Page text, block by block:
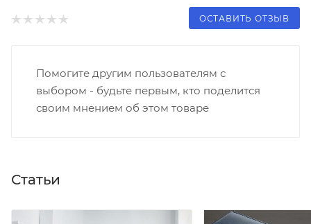
ОСТАВИТЬ ОТЗЫВ
Помогите другим пользователям с
выбором - будьте первым, кто поделится
своим мнением об этом товаре
Статьи